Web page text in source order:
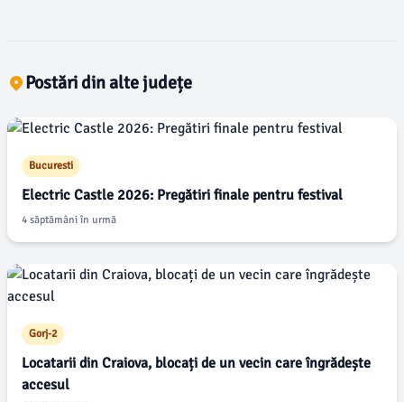
Postări din alte județe
Bucuresti
Electric Castle 2026: Pregătiri finale pentru festival
4 săptămâni în urmă
Gorj-2
Locatarii din Craiova, blocați de un vecin care îngrădește
accesul